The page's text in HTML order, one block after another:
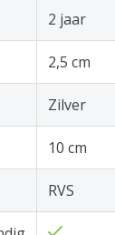
2 jaar
2,5 cm
Zilver
10 cm
RVS